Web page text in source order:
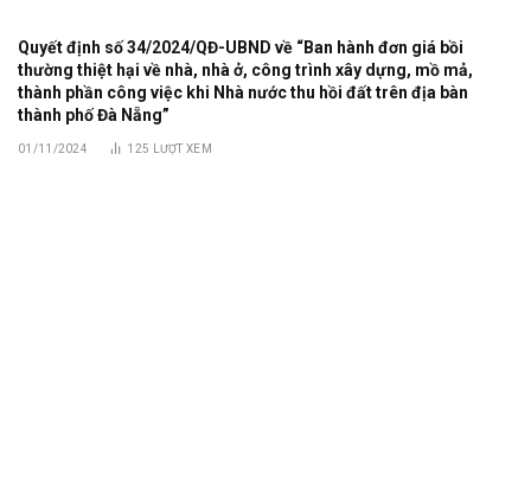
Quyết định số 34/2024/QĐ-UBND về “Ban hành đơn giá bồi
thường thiệt hại về nhà, nhà ở, công trình xây dựng, mồ mả,
thành phần công việc khi Nhà nước thu hồi đất trên địa bàn
thành phố Đà Nẵng”
01/11/2024 125 LƯỢT XEM